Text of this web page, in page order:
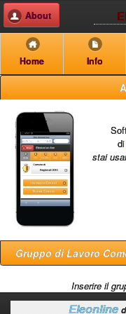
About
Home Info
di
stai
Gruppo di Lavoro
Inserire il
Eleonline